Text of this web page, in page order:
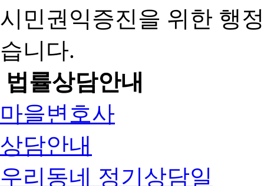
시민권익증진을 위한 행
습니다.
법률상담안내
마을변호사
상담안내
우리동네 정기상담일